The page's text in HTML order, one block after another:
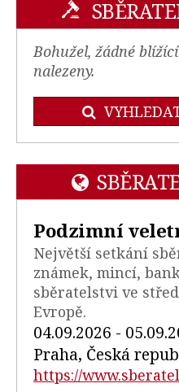
Bohužel, žádné
nalezeny.
Podzimní
Největší setkání
známek, mincí,
sběratelstvi ve
Evropě.
04.09.2026 -
Praha, Česká
https://